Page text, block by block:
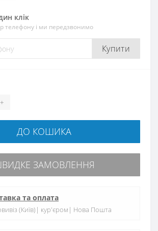
клік
телефону і ми передзвонимо
Купити
+
ДО КОШИКА
ЗАМОВЛЕННЯ
та оплата
(Київ)| кур'єром| Нова Пошта